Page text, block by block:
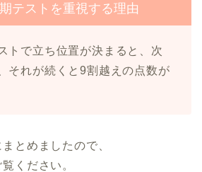
テストを重視する理由
トで立ち位置が決まると、次
それが続くと9割越えの点数が
とめましたので、
ください。